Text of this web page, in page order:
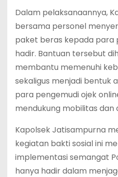
Dalam pelaksanaannya,
bersama personel
paket beras kepada para
hadir. Bantuan tersebut
membantu memenuhi
sekaligus menjadi bentuk
para pengemudi ojek
mendukung mobilitas
Kapolsek Jatisampurna
kegiatan bakti sosial ini
implementasi semangat
hanya hadir dalam